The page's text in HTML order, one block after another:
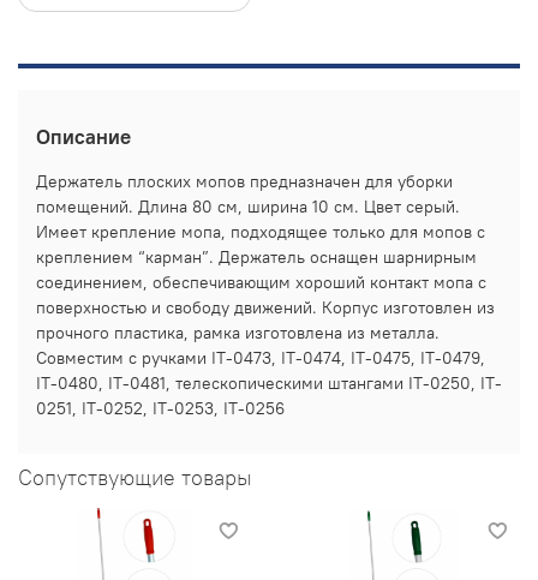
Описание
Держатель плоских мопов предназначен для уборки
помещений. Длина 80 см, ширина 10 см. Цвет серый.
Имеет крепление мопа, подходящее только для мопов с
креплением “карман”. Держатель оснащен шарнирным
соединением, обеспечивающим хороший контакт мопа с
поверхностью и свободу движений. Корпус изготовлен из
прочного пластика, рамка изготовлена из металла.
Совместим с ручками IT-0473, IT-0474, IT-0475, IT-0479,
IT-0480, IT-0481, телескопическими штангами IT-0250, IT-
0251, IT-0252, IT-0253, IT-0256
Сопутствующие товары